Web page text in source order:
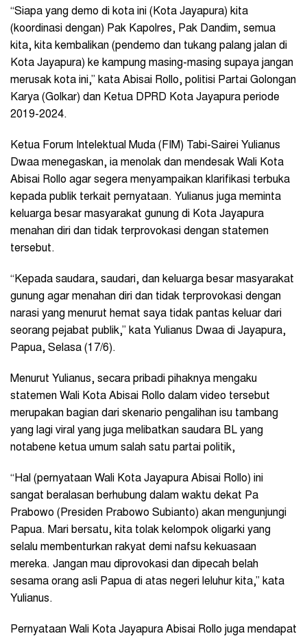
“Siapa yang demo di kota ini (Kota Jayapura) kita
(koordinasi dengan) Pak Kapolres, Pak Dandim, semua
kita, kita kembalikan (pendemo dan tukang palang jalan di
Kota Jayapura) ke kampung masing-masing supaya jangan
merusak kota ini,” kata Abisai Rollo, politisi Partai Golongan
Karya (Golkar) dan Ketua DPRD Kota Jayapura periode
2019-2024.
Ketua Forum Intelektual Muda (FIM) Tabi-Sairei Yulianus
Dwaa menegaskan, ia menolak dan mendesak Wali Kota
Abisai Rollo agar segera menyampaikan klarifikasi terbuka
kepada publik terkait pernyataan. Yulianus juga meminta
keluarga besar masyarakat gunung di Kota Jayapura
menahan diri dan tidak terprovokasi dengan statemen
tersebut.
“Kepada saudara, saudari, dan keluarga besar masyarakat
gunung agar menahan diri dan tidak terprovokasi dengan
narasi yang menurut hemat saya tidak pantas keluar dari
seorang pejabat publik,” kata Yulianus Dwaa di Jayapura,
Papua, Selasa (17/6).
Menurut Yulianus, secara pribadi pihaknya mengaku
statemen Wali Kota Abisai Rollo dalam video tersebut
merupakan bagian dari skenario pengalihan isu tambang
yang lagi viral yang juga melibatkan saudara BL yang
notabene ketua umum salah satu partai politik,
“Hal (pernyataan Wali Kota Jayapura Abisai Rollo) ini
sangat beralasan berhubung dalam waktu dekat Pa
Prabowo (Presiden Prabowo Subianto) akan mengunjungi
Papua. Mari bersatu, kita tolak kelompok oligarki yang
selalu membenturkan rakyat demi nafsu kekuasaan
mereka. Jangan mau diprovokasi dan dipecah belah
sesama orang asli Papua di atas negeri leluhur kita,” kata
Yulianus.
Pernyataan Wali Kota Jayapura Abisai Rollo juga mendapat